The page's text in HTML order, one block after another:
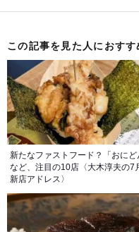
この記事を見た人におすす
新たなファストフード？「おにど
など、注目の10店〈大木淳夫の7
新店アドレス〉